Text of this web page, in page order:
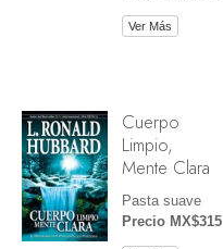
Ver Más
Cuerpo
Limpio,
Mente Clara
Pasta suave
Precio MX$315